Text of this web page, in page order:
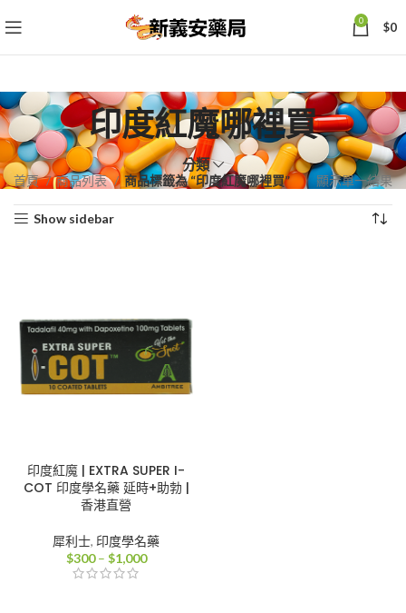
0 $0
印度紅魔哪裡買
分類
首頁 商品列表 商品標籤為 “印度紅魔哪裡買” 顯示單一結果
Show sidebar
印度紅魔 | EXTRA SUPER I-
COT 印度學名藥 延時+助勃 |
香港直營
犀利士, 印度學名藥
$300 – $1,000價